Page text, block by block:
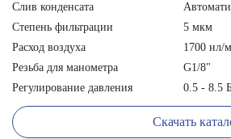
Слив конденсата
Степень фильтрации
5 мкм
Расход воздуха
1700 нл/
Резьба для манометра
G1/8"
Регулирование давления
0.5 - 8.5
Скачать